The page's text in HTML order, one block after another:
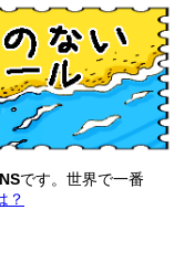
です。世界で一番
？